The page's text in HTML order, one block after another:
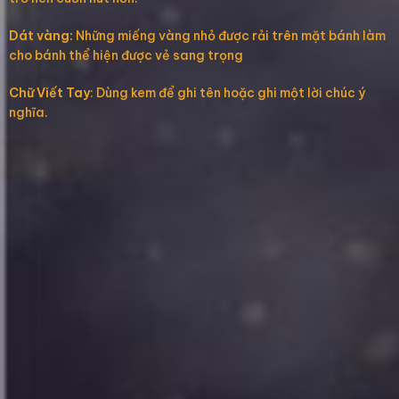
Dát vàng: Những miếng vàng nhỏ được rải trên mặt bánh làm
cho bánh thể hiện được vẻ sang trọng
Chữ Viết Tay: Dùng kem để ghi tên hoặc ghi một lời chúc ý
nghĩa.